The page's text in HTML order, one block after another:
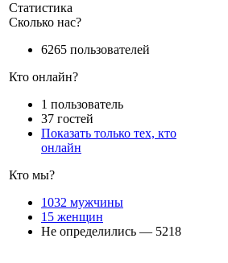
Статистика
Сколько нас?
6265 пользователей
Кто онлайн?
1 пользователь
37 гостей
Показать только тех, кто
онлайн
Кто мы?
1032 мужчины
15 женщин
Не определились — 5218